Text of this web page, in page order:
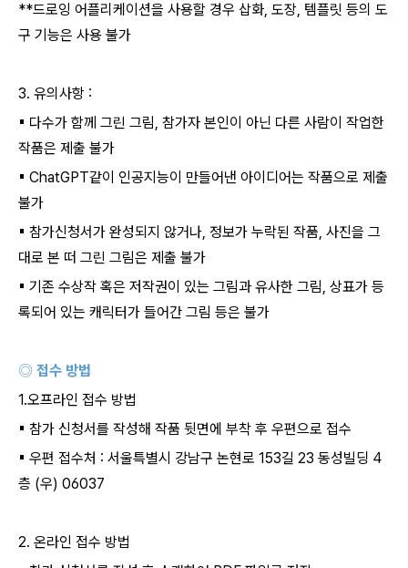
**드로잉 어플리케이션을 사용할 경우 삽화, 도장, 템플릿 등의 도
구 기능은 사용 불가
3. 유의사항 :
▪ 다수가 함께 그린 그림, 참가자 본인이 아닌 다른 사람이 작업한
작품은 제출 불가
▪ ChatGPT같이 인공지능이 만들어낸 아이디어는 작품으로 제출
불가
▪ 참가신청서가 완성되지 않거나, 정보가 누락된 작품, 사진을 그
대로 본 떠 그린 그림은 제출 불가
▪ 기존 수상작 혹은 저작권이 있는 그림과 유사한 그림, 상표가 등
록되어 있는 캐릭터가 들어간 그림 등은 불가
◎ 접수 방법
1.오프라인 접수 방법
▪ 참가 신청서를 작성해 작품 뒷면에 부착 후 우편으로 접수
▪ 우편 접수처 : 서울특별시 강남구 논현로 153길 23 동성빌딩 4
층 (우) 06037
2. 온라인 접수 방법